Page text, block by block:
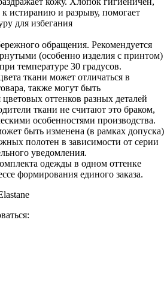
истиранию и разрыву, помогает
для избегания
обращения. Рекомендуется
(особенно изделия с принтом)
температуре 30 градусов.
ткани может отличаться в
также могут быть
оттенков разных деталей
ткани не считают это браком,
особенностями производства.
быть изменена (в рамках допуска)
полотен в зависимости от серии
уведомления.
одежды в одном оттенке
формирования единого заказа.